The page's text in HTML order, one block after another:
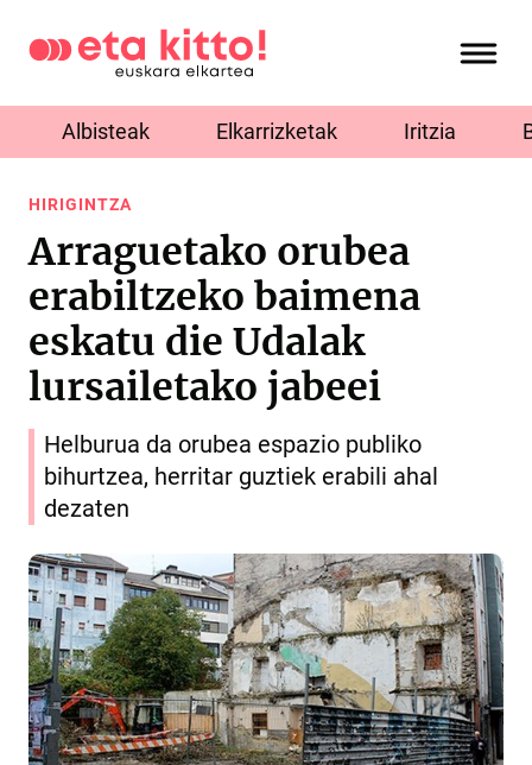
Albisteak Elkarrizketak Iritzia
HIRIGINTZA
Arraguetako orubea
erabiltzeko baimena
eskatu die Udalak
lursailetako jabeei
Helburua da orubea espazio publiko
bihurtzea, herritar guztiek erabili ahal
dezaten